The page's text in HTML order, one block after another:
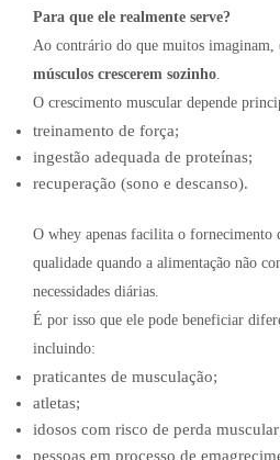
Para que ele realmente serve?
Ao contrário do que muitos imaginam,
músculos crescerem sozinho
O crescimento muscular depende
treinamento de força;
ingestão adequada de proteínas;
recuperação (sono e descanso).
O whey apenas facilita o fornecimento
qualidade quando a alimentação não
necessidades diárias.
É por isso que ele pode beneficiar
incluindo:
praticantes de musculação;
atletas;
idosos com risco de perda
pessoas em processo de